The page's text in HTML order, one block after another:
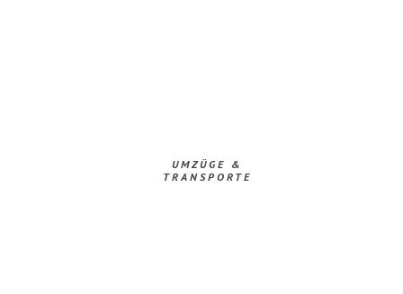
UMZÜGE &
TRANSPORTE